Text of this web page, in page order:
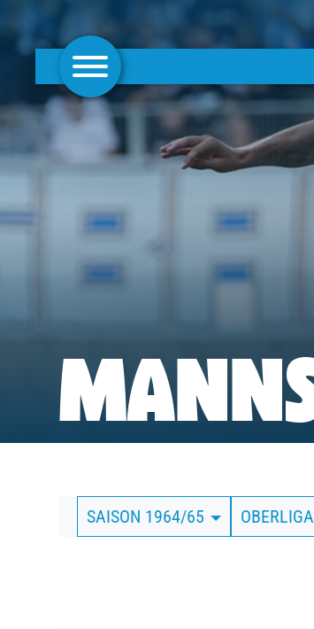
AKTUELLES
FRAUEN
BUSINESS
SÜDKURVE
TICKETING
SAISON 1964/65